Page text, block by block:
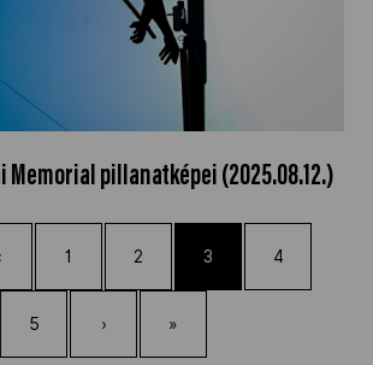
Memorial pillanatképei (2025.08.12.)
1 2 3 4
5 › »